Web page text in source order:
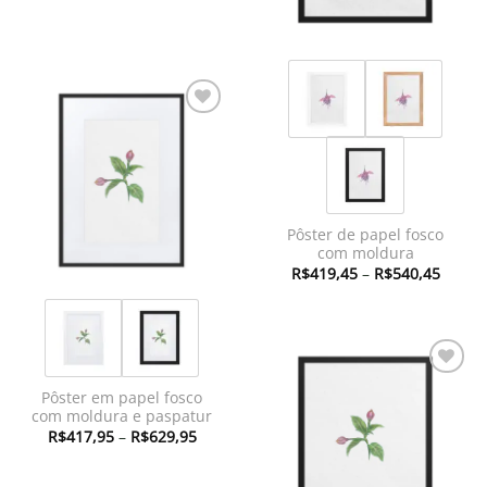
Pôster de papel fosco
com moldura
R$419,45 – R$540,45Faixa
de
Pôster em papel fosco
com moldura e paspatur
R$417,95 – R$629,95Faixa
de